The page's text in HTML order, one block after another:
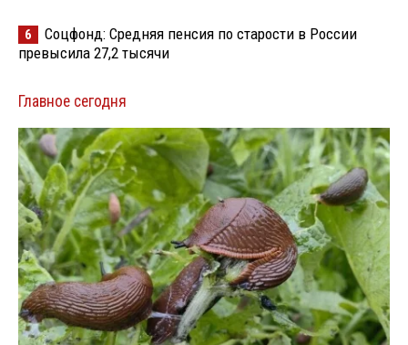
6
Соцфонд: Средняя пенсия по старости в России
превысила 27,2 тысячи
Главное сегодня